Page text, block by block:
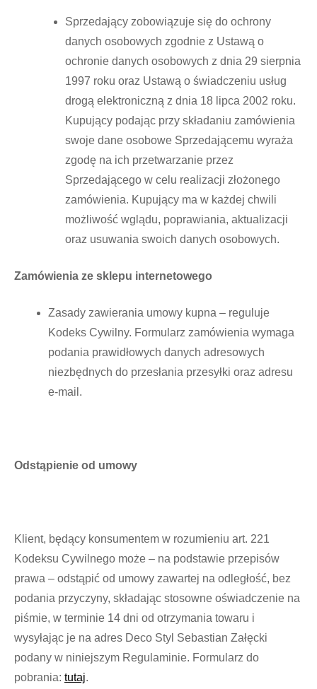
Sprzedający zobowiązuje się do ochrony
danych osobowych zgodnie z Ustawą o
ochronie danych osobowych z dnia 29 sierpnia
1997 roku oraz Ustawą o świadczeniu usług
drogą elektroniczną z dnia 18 lipca 2002 roku.
Kupujący podając przy składaniu zamówienia
swoje dane osobowe Sprzedającemu wyraża
zgodę na ich przetwarzanie przez
Sprzedającego w celu realizacji złożonego
zamówienia. Kupujący ma w każdej chwili
możliwość wglądu, poprawiania, aktualizacji
oraz usuwania swoich danych osobowych.
Zamówienia ze sklepu internetowego
Zasady zawierania umowy kupna – reguluje
Kodeks Cywilny. Formularz zamówienia wymaga
podania prawidłowych danych adresowych
niezbędnych do przesłania przesyłki oraz adresu
e-mail.
Odstąpienie od umowy
Klient, będący konsumentem w rozumieniu art. 221
Kodeksu Cywilnego może – na podstawie przepisów
prawa – odstąpić od umowy zawartej na odległość, bez
podania przyczyny, składając stosowne oświadczenie na
piśmie, w terminie 14 dni od otrzymania towaru i
wysyłając je na adres Deco Styl Sebastian Załęcki
podany w niniejszym Regulaminie. Formularz do
pobrania: tutaj.